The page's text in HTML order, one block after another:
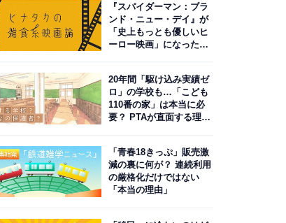
『スパイダーマン：ブラ
ンド・ニュー・デイ』が
「史上もっとも優しいヒ
ーロー映画」になった理
20年間「駆け込み実績ゼ
ロ」の学校も…「こども
110番の家」は本当に必
要？ PTAが直面する理想
「青春18きっぷ」販売激
減の裏に何が？ 連続利用
の厳格化だけではない
「本当の理由」